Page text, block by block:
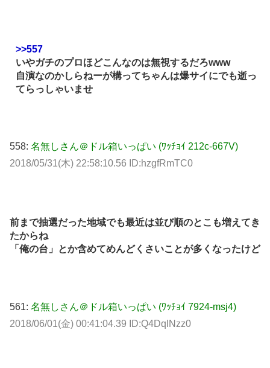
>>557
いやガチのプロほどこんなのは無視するだろwww
自演なのかしらねーが構ってちゃんは爆サイにでも逝っ
てらっしゃいませ
558: 名無しさん＠ドル箱いっぱい (ﾜｯﾁｮｲ 212c-667V)
2018/05/31(木) 22:58:10.56 ID:hzgfRmTC0
前まで抽選だった地域でも最近は並び順のとこも増えてき
たからね
「俺の台」とか含めてめんどくさいことが多くなったけど
561: 名無しさん＠ドル箱いっぱい (ﾜｯﾁｮｲ 7924-msj4)
2018/06/01(金) 00:41:04.39 ID:Q4DqlNzz0